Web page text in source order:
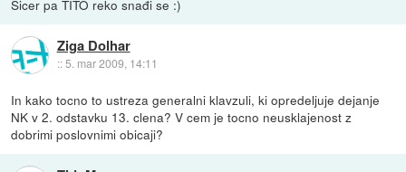
Sicer pa TITO reko snađi se :)
Ziga Dolhar
::5. mar 2009, 14:11
In kako tocno to ustreza generalni klavzuli, ki opredeljuje dejanje
NK v 2. odstavku 13. clena? V cem je tocno neusklajenost z
dobrimi poslovnimi obicaji?